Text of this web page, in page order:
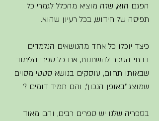
הפגם הוא, שזה מוציא מהכלל לגמרי כל
תפיסה של חידוש, בכל רעיון שהוא.
כיצד יוכלו כל אחד מהנושאים הנלמדים
בבתי-הספר להשתנות, אם כל ספרי הלימוד
שבאותו תחום, עוסקים בנושא סטטי מסוים
שמוצג "באופן הנכון", והם תמיד דומים ?
בספריה שלנו יש ספרים רבים, והם מאוד